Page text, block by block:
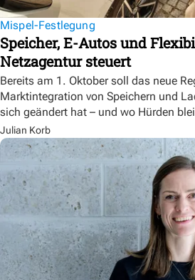
Mispel-Festlegung
Speicher, E-Autos und
Netzagentur steuert
Bereits am 1. Oktober soll das neue
Marktintegration von Speichern und
sich geändert hat – und wo Hürden
Julian Korb